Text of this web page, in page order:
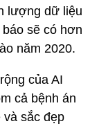
lượng dữ liệu
sẽ có hơn
năm 2020.
của AI
cả bệnh án
sắc đẹp